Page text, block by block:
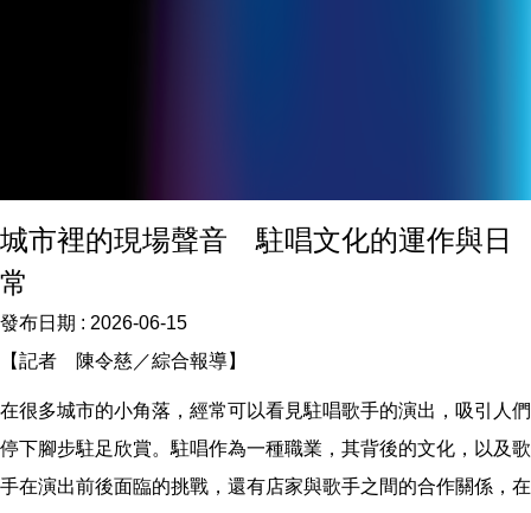
城市裡的現場聲音 駐唱文化的運作與日
常
發布日期 : 2026-06-15
【記者 陳令慈／綜合報導】
在很多城市的小角落，經常可以看見駐唱歌手的演出，吸引人們
停下腳步駐足欣賞。駐唱作為一種職業，其背後的文化，以及歌
手在演出前後面臨的挑戰，還有店家與歌手之間的合作關係，在